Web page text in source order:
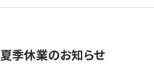
夏季休業のお知らせ